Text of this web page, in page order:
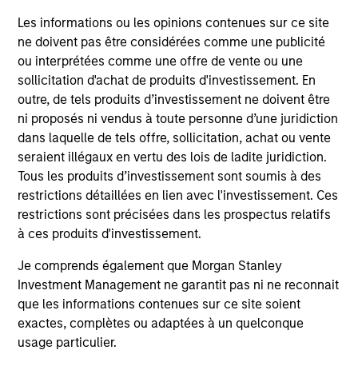
Les informations ou les opinions contenues sur ce site
ne doivent pas être considérées comme une publicité
ou interprétées comme une offre de vente ou une
sollicitation d'achat de produits d'investissement. En
outre, de tels produits d’investissement ne doivent être
ni proposés ni vendus à toute personne d’une juridiction
dans laquelle de tels offre, sollicitation, achat ou vente
seraient illégaux en vertu des lois de ladite juridiction.
Tous les produits d’investissement sont soumis à des
restrictions détaillées en lien avec l'investissement. Ces
restrictions sont précisées dans les prospectus relatifs
à ces produits d'investissement.
Je comprends également que Morgan Stanley
Investment Management ne garantit pas ni ne reconnait
que les informations contenues sur ce site soient
exactes, complètes ou adaptées à un quelconque
usage particulier.
Team Insights
ALTS IN FOCUS